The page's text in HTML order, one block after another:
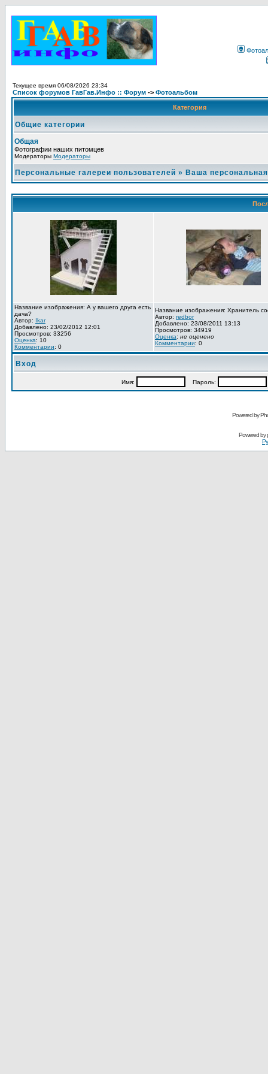
Текущее время 06/08/2026 23:34
Список форумов ГавГав.Инфо :: Форум -> Фотоальбом
Категория
Общие категории
Общая
Фотографии наших питомцев
Модераторы Модераторы
Персональные галереи пользователей » Ваша
Название изображения: А у вашего друга есть
дача?
Автор: Ikar
Добавлено: 23/02/2012 12:01
Просмотров: 33256
Оценка: 10
Комментарии: 0
Название изображения: Хранитель
Автор: redbor
Добавлено: 23/08/2011 13:13
Просмотров: 34919
Оценка: не оценено
Комментарии: 0
Вход
Имя: Пароль:
Powered by
Powered by